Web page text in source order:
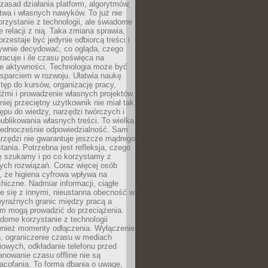
działania platform, algorytmów,
i własnych nawyków. To już nie
z technologii, ale świadome
relacji z nią. Taka zmiana sprawia,
być jedynie odbiorcą treści i
decydować, co ogląda, czego
i ile czasu poświęca na
aktywności. Technologia może być
w rozwoju. Ułatwia naukę
do kursów, organizację pracy,
i prowadzenie własnych projektów.
przeciętny użytkownik nie miał tak
do wiedzy, narzędzi twórczych i
własnych treści. To wielka
odpowiedzialność. Sam
nie gwarantuje jeszcze mądrego
Potrzebna jest refleksja, czego
szukamy i po co korzystamy z
rozwiązań. Coraz więcej osób
że higiena cyfrowa wpływa na
Nadmiar informacji, ciągłe
się z innymi, nieustanna obecność w
granic między pracą a
mogą prowadzić do przeciążenia.
korzystanie z technologii
momenty odłączenia. Wyłączenie
ograniczenie czasu w mediach
odkładanie telefonu przed
czasu offline nie są
To forma dbania o uwagę,